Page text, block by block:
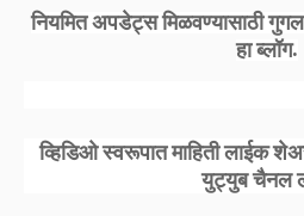
नियमित अपडेट्स मिळवण्यासाठी
हा ब्लॉग.
व्हिडिओ स्वरूपात माहिती लाईक
युट्युब चैनल